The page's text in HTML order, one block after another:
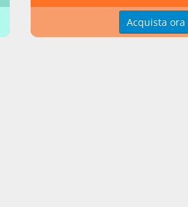
II; vedi, anche l'art. 3, commi 2 e 3
Acquista ora